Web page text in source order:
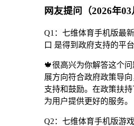
网友提问（2026年03
Q1：七维体育手机版最
口 是得到政府支持的平台
🍁很高兴为你解答这个
展方向符合政府政策导
支持和鼓励。在政策扶持
为用户提供更好的服务。
Q2：七维体育手机版游